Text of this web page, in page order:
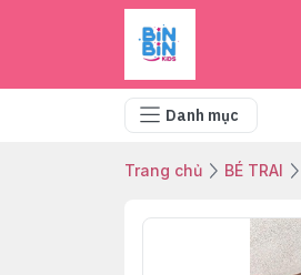
Danh mục
Trang chủ BÉ TRAI